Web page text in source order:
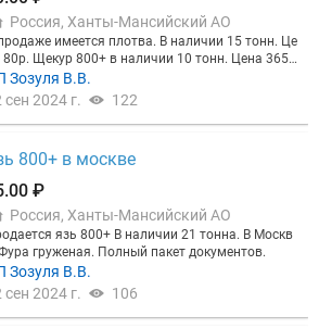
еще Щука, Окунь, Язь, Плотва, ежедневно но
вылов, ветконтроль и заморозка). Условия и
для всех покупателей. Готовы к с
с посредниками (потому что мы х
у нас в аренде реки, собственные мороз
много) Звоните Вадим , на площадке
не увидеть сообщение
Россия, Ханты-Мансийский АО
имеется плотва. В наличии 15 тонн. Це
в наличии 10 тонн. Цена 365
(щурогай) 20 тонн. Цена 220р. Щука 1-3 в
250р.
Зозуля В.В.
сен 2024 г.
122
800+ в москве
₽
Россия, Ханты-Мансийский АО
язь 800+ В наличии 21 тонна. В Москв
груженая. Полный пакет документов.
Зозуля В.В.
сен 2024 г.
106